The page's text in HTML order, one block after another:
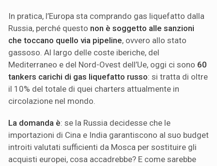
In pratica, l’Europa sta comprando gas liquefatto dalla
Russia, perché questo non è soggetto alle sanzioni
che toccano quello via pipeline, ovvero allo stato
gassoso. Al largo delle coste iberiche, del
Mediterraneo e del Nord-Ovest dell’Ue, oggi ci sono 60
tankers carichi di gas liquefatto russo: si tratta di oltre
il 10% del totale di quei charters attualmente in
circolazione nel mondo.
La domanda è: se la Russia decidesse che le
importazioni di Cina e India garantiscono al suo budget
introiti valutati sufficienti da Mosca per sostituire gli
acquisti europei, cosa accadrebbe? E come sarebbe